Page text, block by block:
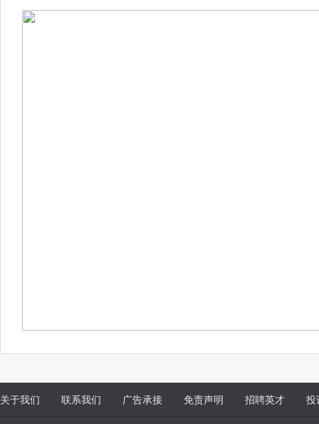
关于我们 联系我们 广告承接 免责声明 招聘英才 投